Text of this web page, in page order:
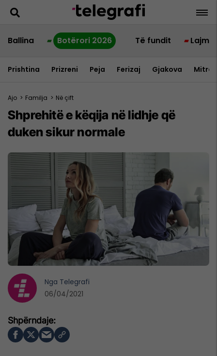
Ballina Botërori 2026 Të fundit Lajme
Prishtina Prizreni Peja Ferizaj Gjakova
Ajo > Familja > Në çift
Shprehitë e këqija në lidhje që
duken sikur normale
Nga Telegrafi
06/04/2021